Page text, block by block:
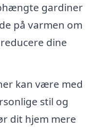
gardiner
på varmen om
dine
kan være med
stil og
dit hjem mere